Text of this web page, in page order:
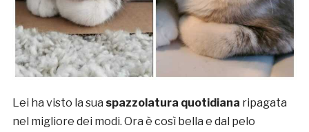
Lei ha visto la sua spazzolatura quotidiana ripagata
nel migliore dei modi. Ora è così bella e dal pelo